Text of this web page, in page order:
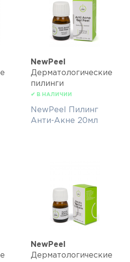
NewPeel
Дерматологические
пилинги
✔ В НАЛИЧИИ
NewPeel Пилинг
Анти-Акне 20мл
NewPeel
Дерматологические